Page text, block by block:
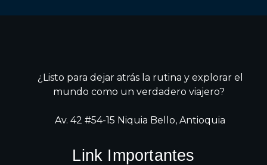
¿Listo para dejar atrás la rutina y explorar el
mundo como un verdadero viajero?
Av. 42 #54-15 Niquia Bello, Antioquia
Link Importantes